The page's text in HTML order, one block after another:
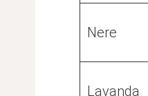
Nere
Lavanda